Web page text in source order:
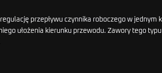
przepływu czynnika roboczego w jednym
ułożenia kierunku przewodu. Zawory tego typu